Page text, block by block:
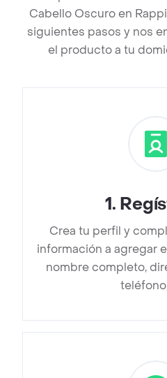
Cabello Oscuro en
siguientes pasos y nos
el producto a tu
1.
Crea tu perfil y
información a agregar
nombre completo,